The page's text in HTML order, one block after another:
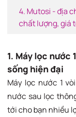
4. Mutosi - địa
chất lượng, giá
1. Máy lọc
sống hiện đại
Máy lọc nước 1
nước sau lọc
tới cho bạn nhiều